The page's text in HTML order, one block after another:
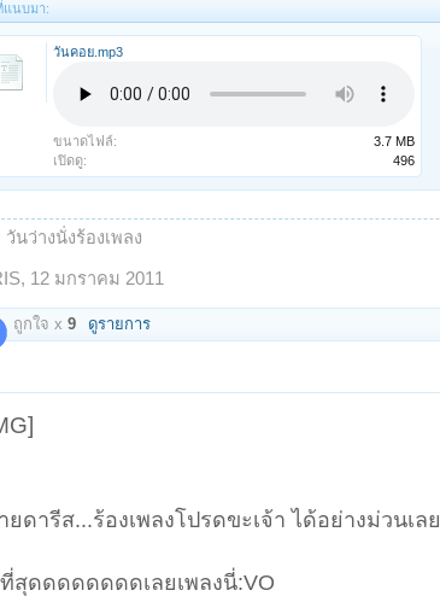
แนบมา:
วันคอย.mp3
ขนาดไฟล์:
3.7 MB
เปิดดู:
496
วันว่างนั่งร้องเพลง
, 12 มกราคม 2011
ถูกใจ x 9 ดูรายการ
ยดารีส...ร้องเพลงโปรดขะเจ้า ได้อย่างม่วนเลย
สุดดดดดดดดเลยเพลงนี่:VO